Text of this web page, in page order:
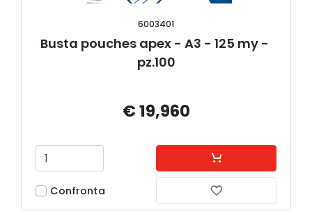
6003401
Busta pouches apex - A3 - 125 my -
pz.100
€ 19,960
Confronta